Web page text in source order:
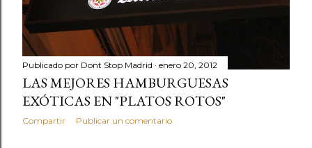
Publicado por Dont Stop Madrid enero 20, 2012
LAS MEJORES HAMBURGUESAS
EXÓTICAS EN "PLATOS ROTOS"
Compartir Publicar un comentario